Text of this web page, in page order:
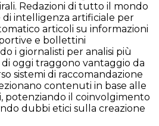
Redazioni di tutto il mondo
intelligenza artificiale per
articoli su informazioni
e bollettini
i giornalisti per analisi più
oggi traggono vantaggio da
sistemi di raccomandazione
contenuti in base alle
potenziando il coinvolgimento
dubbi etici sulla creazione